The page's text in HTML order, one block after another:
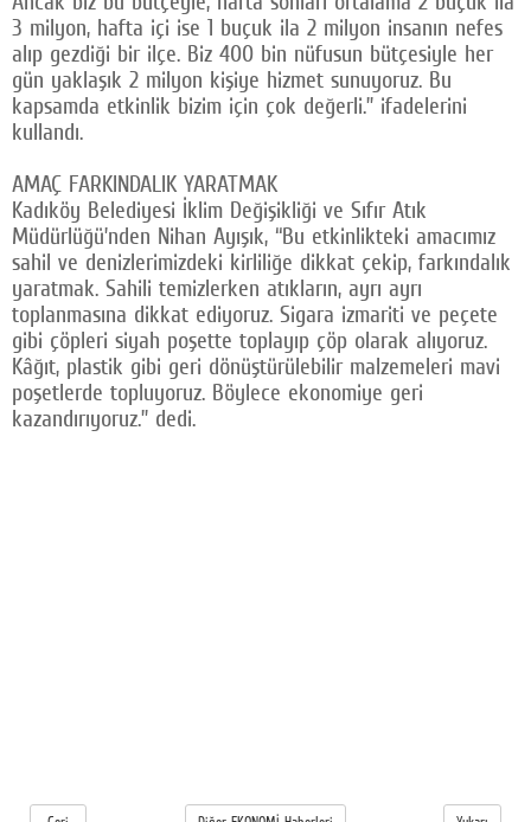
3 milyon, hafta içi ise 1 buçuk ila 2 milyon insanın nefes
alıp gezdiği bir ilçe. Biz 400 bin nüfusun bütçesiyle her
gün yaklaşık 2 milyon kişiye hizmet sunuyoruz. Bu
kapsamda etkinlik bizim için çok değerli.” ifadelerini
kullandı.
AMAÇ FARKINDALIK YARATMAK
Kadıköy Belediyesi İklim Değişikliği ve Sıfır Atık
Müdürlüğü’nden Nihan Ayışık, “Bu etkinlikteki amacımız
sahil ve denizlerimizdeki kirliliğe dikkat çekip, farkındalık
yaratmak. Sahili temizlerken atıkların, ayrı ayrı
toplanmasına dikkat ediyoruz. Sigara izmariti ve peçete
gibi çöpleri siyah poşette toplayıp çöp olarak alıyoruz.
Kâğıt, plastik gibi geri dönüştürülebilir malzemeleri mavi
poşetlerde topluyoruz. Böylece ekonomiye geri
kazandırıyoruz.” dedi.